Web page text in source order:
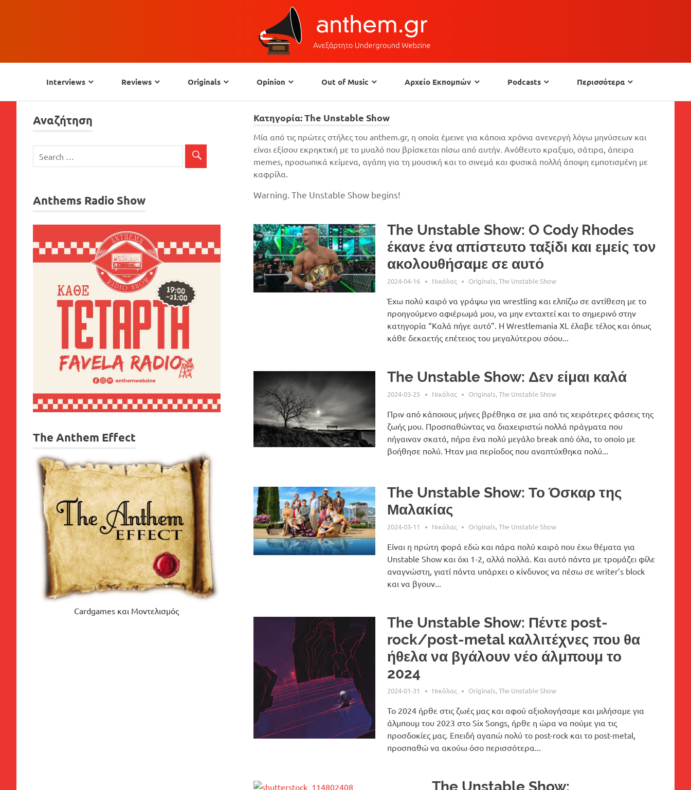
Interviews Reviews Originals Opinion Out of Music Αρχείο Εκπομπών Podcasts Περισσότερα
Κατηγορία:The Unstable Show
Μία από τις πρώτες στήλες του anthem.gr, η οποία έμεινε για κάποια χρόνια ανενεργή λόγω μηνύσεων και
είναι εξίσου εκρηκτική με το μυαλό που βρίσκεται πίσω από αυτήν. Ανόθευτο κραξιμο, σάτιρα, άπειρα
memes, προσωπικά κείμενα, αγάπη για τη μουσική και το σινεμά και φυσικά πολλή άποψη εμποτισμένη με
καφρίλα.
Warning. The Unstable Show begins!
The Unstable Show: O Cody Rhodes
έκανε ένα απίστευτο ταξίδι και εμείς τον
ακολουθήσαμε σε αυτό
2024-04-16 Νικόλας Originals,The Unstable Show
Έχω πολύ καιρό να γράψω για wrestling και ελπίζω σε αντίθεση με το
προηγούμενο αφιέρωμά μου, να μην ενταχτεί και το σημερινό στην
κατηγορία “Καλά πήγε αυτό”. Η Wrestlemania XL έλαβε τέλος και όπως
κάθε δεκαετής επέτειος του μεγαλύτερου σόου...
The Unstable Show: Δεν είμαι καλά
2024-03-25 Νικόλας Originals,The Unstable Show
Πριν από κάποιους μήνες βρέθηκα σε μια από τις χειρότερες φάσεις της
ζωής μου. Προσπαθώντας να διαχειριστώ πολλά πράγματα που
πήγαιναν σκατά, πήρα ένα πολύ μεγάλο break από όλα, το οποίο με
βοήθησε πολύ. Ήταν μια περίοδος που αναπτύχθηκα πολύ...
The Unstable Show: Το Όσκαρ της
Μαλακίας
2024-03-11 Νικόλας Originals,The Unstable Show
Είναι η πρώτη φορά εδώ και πάρα πολύ καιρό που έχω θέματα για
Unstable Show και όχι 1-2, αλλά πολλά. Και αυτό πάντα με τρομάζει φίλε
αναγνώστη, γιατί πάντα υπάρχει ο κίνδυνος να πέσω σε writer’s block
και να βγουν...
The Unstable Show: Πέντε post-
rock/post-metal καλλιτέχνες που θα
ήθελα να βγάλουν νέο άλμπουμ το
2024
2024-01-31 Νικόλας Originals,The Unstable Show
Το 2024 ήρθε στις ζωές μας και αφού αξιολογήσαμε και μιλήσαμε για
άλμπουμ του 2023 στο Six Songs, ήρθε η ώρα να πούμε για τις
προσδοκίες μας. Επειδή αγαπώ πολύ το post-rock και το post-metal,
προσπαθώ να ακούω όσο περισσότερα...
Αναζήτηση
Anthems Radio Show
The Anthem Effect
Cardgames και Μοντελισμός